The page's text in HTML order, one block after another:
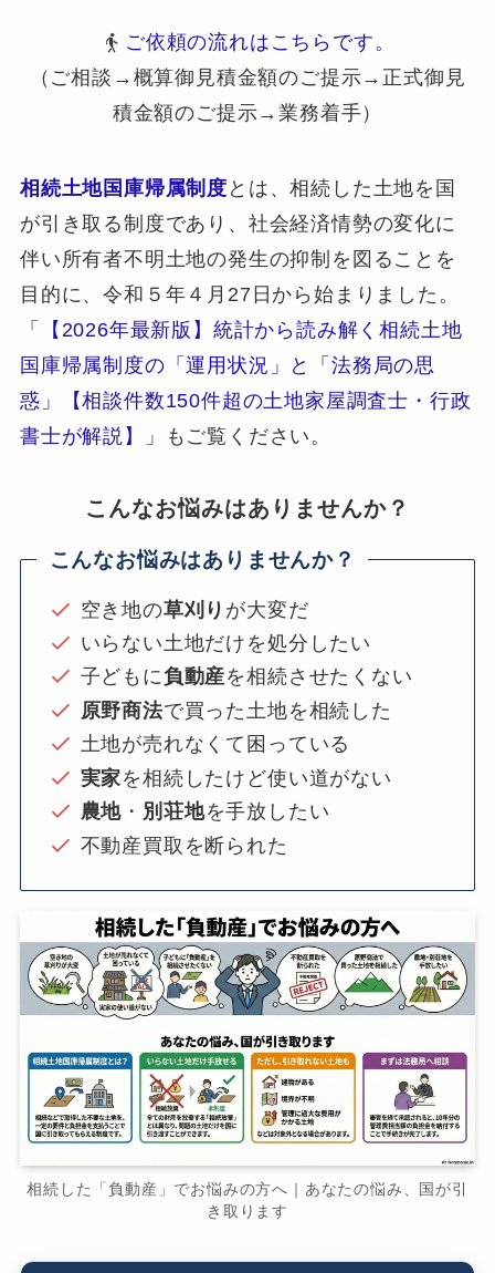
ご依頼の流れはこちらです。
（ご相談→概算御見積金額のご提示→正式御見
積金額のご提示→業務着手）
相続土地国庫帰属制度 とは、相続した土地を国
が引き取る制度であり、社会経済情勢の変化に
伴い所有者不明土地の発生の抑制を図ることを
目的に、令和５年４月27日から始まりました。
「
【2026年最新版】統計から読み解く相続土地
国庫帰属制度の「運用状況」と「法務局の思
惑」【相談件数150件超の土地家屋調査士・行政
書士が解説】
」もご覧ください。
こんなお悩みはありませんか？
こんなお悩みはありませんか？
空き地の草刈り が大変だ
いらない土地だけを処分したい
子どもに負動産を相続させたくない
原野商法で買った土地を相続した
土地が売れなくて困っている
実家を相続したけど使い道がない
農地 ・ 別荘地を手放したい
不動産買取を断られた
相続した「負動産」でお悩みの方へ｜あなたの悩み、国が引
き取ります